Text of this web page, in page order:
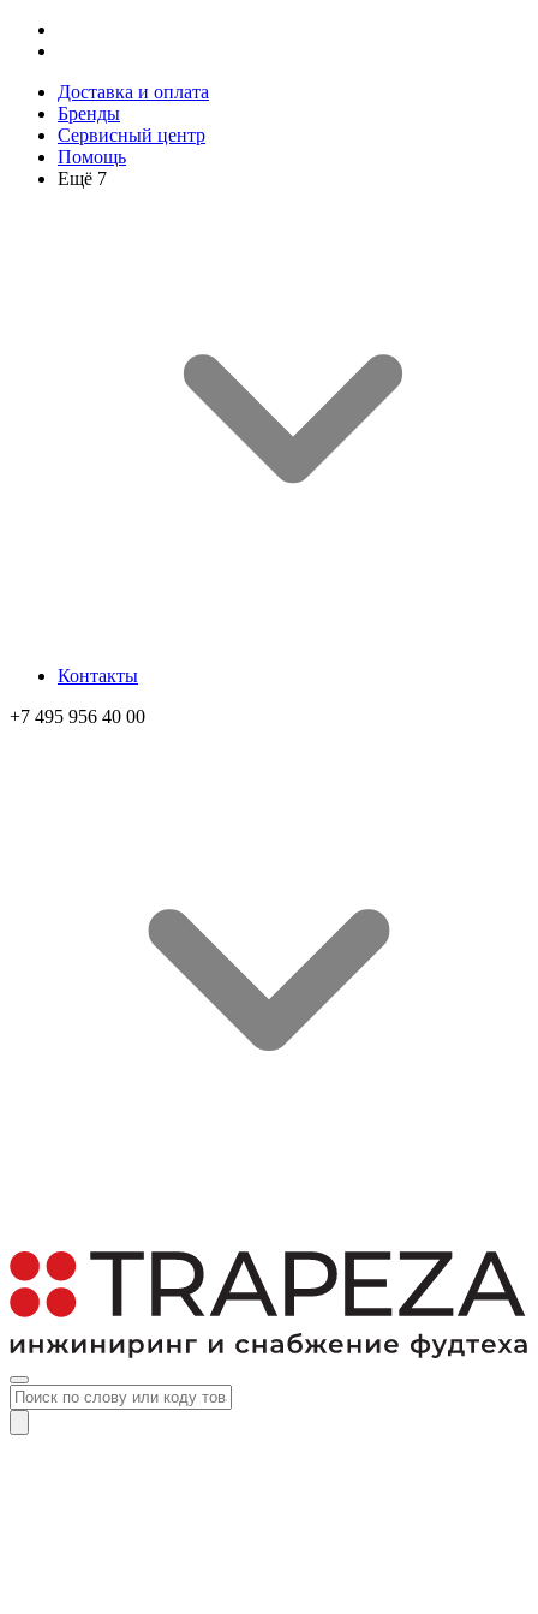
Доставка и оплата
Бренды
Сервисный центр
Помощь
Ещё 7
Контакты
+7 495 956 40 00